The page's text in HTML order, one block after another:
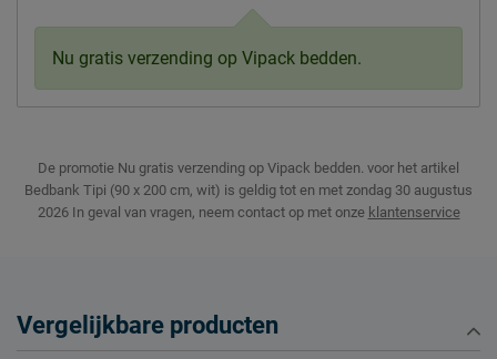
Nu gratis verzending op Vipack bedden.
De promotie Nu gratis verzending op Vipack bedden. voor het artikel
Bedbank Tipi (90 x 200 cm, wit) is geldig tot en met zondag 30 augustus
2026 In geval van vragen, neem contact op met onze klantenservice
Vergelijkbare producten